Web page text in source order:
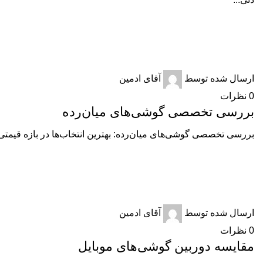
ارسال شده توسط
آقای ادمین
0 نظرات
بررسی تخصصی گوشی‌های میان‌رده
بررسی تخصصی گوشی‌های میان‌رده: بهترین انتخاب‌ها در بازه قیمتی 5 تا 10 میلیون تومان بررسی تخصصی گوشی‌های میان‌رده ، بازار گوشی‌های
ارسال شده توسط
آقای ادمین
0 نظرات
مقایسه دوربین گوشی‌های موبایل